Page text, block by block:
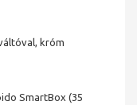
króm
SmartBox (35